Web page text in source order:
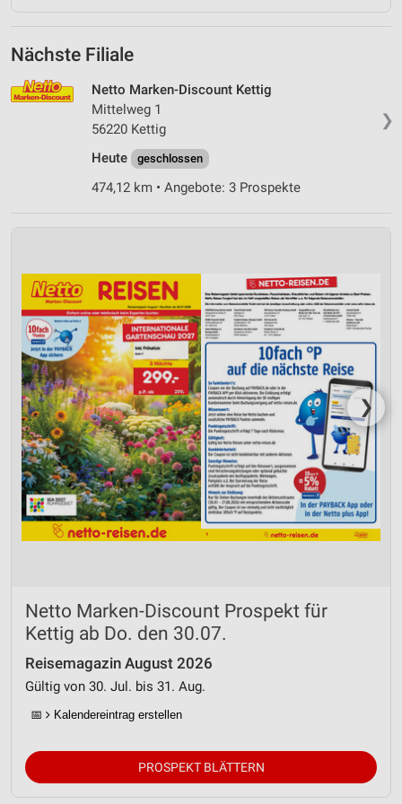
Nächste Filiale
❯
Netto Marken-Discount Kettig
Mittelweg 1
56220 Kettig
Heute
geschlossen
474,12 km • Angebote: 3 Prospekte
❯
Netto Marken-Discount Prospekt für
Kettig ab Do. den 30.07.
Reisemagazin August 2026
Gültig von 30. Jul. bis 31. Aug.
📅 Kalendereintrag erstellen
PROSPEKT BLÄTTERN